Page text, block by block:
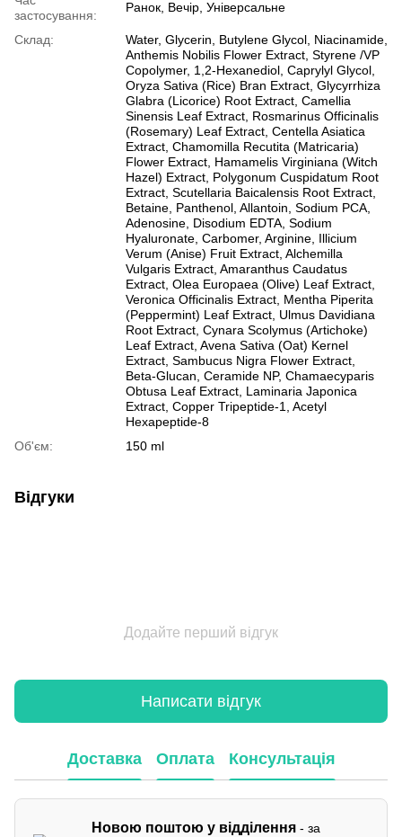
застосування:
Ранок, Вечір, Універсальне
Склад:
Water, Glycerin, Butylene Glycol, Niacinamide,
Anthemis Nobilis Flower Extract, Styrene /VP
Copolymer, 1,2-Hexanediol, Caprylyl Glycol,
Oryza Sativa (Rice) Bran Extract, Glycyrrhiza
Glabra (Licorice) Root Extract, Camellia
Sinensis Leaf Extract, Rosmarinus Officinalis
(Rosemary) Leaf Extract, Centella Asiatica
Extract, Chamomilla Recutita (Matricaria)
Flower Extract, Hamamelis Virginiana (Witch
Hazel) Extract, Polygonum Cuspidatum Root
Extract, Scutellaria Baicalensis Root Extract,
Betaine, Panthenol, Allantoin, Sodium PCA,
Adenosine, Disodium EDTA, Sodium
Hyaluronate, Carbomer, Arginine, Illicium
Verum (Anise) Fruit Extract, Alchemilla
Vulgaris Extract, Amaranthus Caudatus
Extract, Olea Europaea (Olive) Leaf Extract,
Veronica Officinalis Extract, Mentha Piperita
(Peppermint) Leaf Extract, Ulmus Davidiana
Root Extract, Cynara Scolymus (Artichoke)
Leaf Extract, Avena Sativa (Oat) Kernel
Extract, Sambucus Nigra Flower Extract,
Beta-Glucan, Ceramide NP, Chamaecyparis
Obtusa Leaf Extract, Laminaria Japonica
Extract, Copper Tripeptide-1, Acetyl
Hexapeptide-8
Об'єм:
150 ml
Відгуки
Додайте перший відгук
Написати відгук
Доставка Оплата Консультація
Новою поштою у відділення - за